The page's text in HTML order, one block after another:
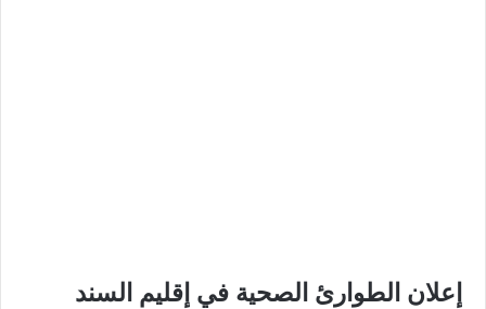
إعلان الطوارئ الصحية في إقليم السند